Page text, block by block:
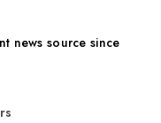
news source since